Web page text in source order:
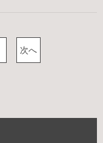
次へ